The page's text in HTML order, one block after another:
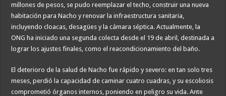
millones de pesos, se pudo reemplazar el techo, construir una nueva
habitación para Nacho y renovar la infraestructura sanitaria,
incluyendo cloacas, desagües y la cámara séptica. Actualmente, la
ONG ha iniciado una segunda colecta desde el 19 de abril, destinada a
lograr los ajustes finales, como el reacondicionamiento del baño.
El deterioro de la salud de Nacho fue rápido y severo: en tan solo tres
meses, perdió la capacidad de caminar cuatro cuadras, y su escoliosis
comprometió órganos internos, poniendo en peligro su vida. Ante